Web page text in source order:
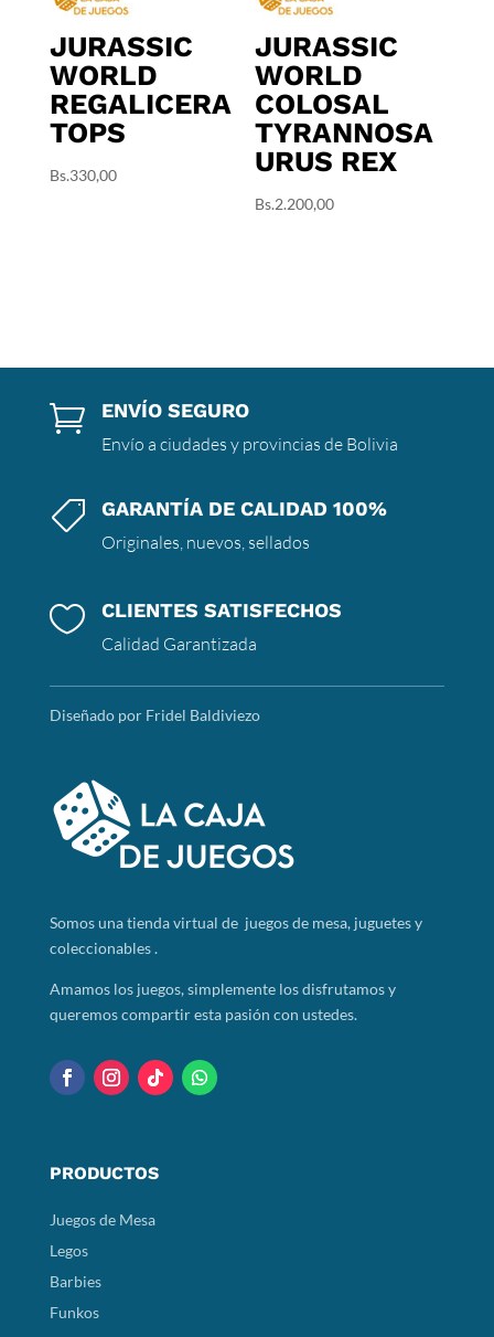
JURASSIC
WORLD
REGALICERA
TOPS
Bs.330,00
JURASSIC
WORLD
COLOSAL
TYRANNOSA
URUS REX
Bs.2.200,00
 ENVÍO SEGURO
Envío a ciudades y provincias de Bolivia
 GARANTÍA DE CALIDAD 100%
Originales, nuevos, sellados
 CLIENTES SATISFECHOS
Calidad Garantizada
Diseñado por Fridel Baldiviezo
Somosuna tienda virtual de juegos de mesa, juguetes y
coleccionables .
Amamos los juegos, simplemente los disfrutamos y
queremos compartir esta pasión con ustedes.
PRODUCTOS
Juegos de Mesa
Legos
Barbies
Funkos